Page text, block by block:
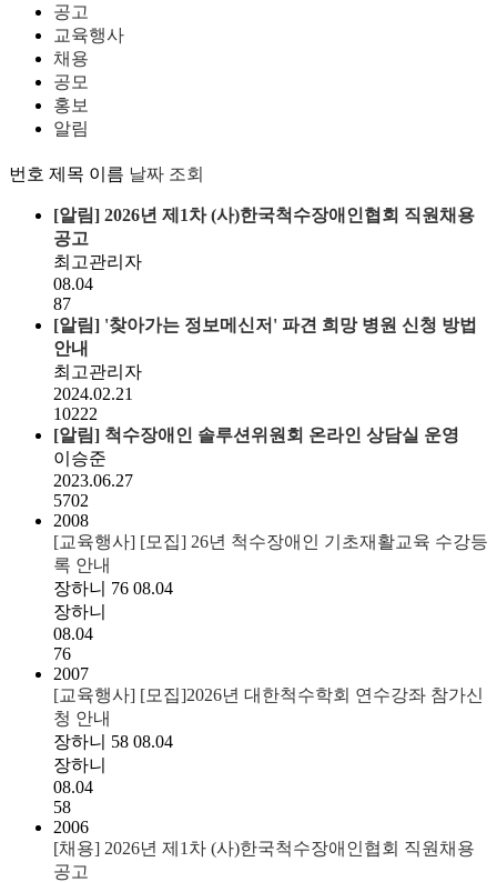
공고
교육행사
채용
공모
홍보
알림
번호 제목 이름 날짜 조회
[알림] 2026년 제1차 (사)한국척수장애인협회 직원채용
공고
최고관리자
08.04
87
[알림] '찾아가는 정보메신저' 파견 희망 병원 신청 방법
안내
최고관리자
2024.02.21
10222
[알림] 척수장애인 솔루션위원회 온라인 상담실 운영
이승준
2023.06.27
5702
2008
[교육행사] [모집] 26년 척수장애인 기초재활교육 수강등
록 안내
장하니 76 08.04
장하니
08.04
76
2007
[교육행사] [모집]2026년 대한척수학회 연수강좌 참가신
청 안내
장하니 58 08.04
장하니
08.04
58
2006
[채용] 2026년 제1차 (사)한국척수장애인협회 직원채용
공고